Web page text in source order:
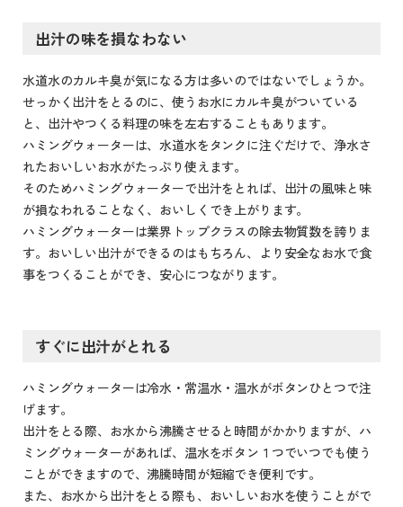
出汁の味を損なわない
水道水のカルキ臭が気になる方は多いのではないでしょうか。
せっかく出汁をとるのに、使うお水にカルキ臭がついている
と、出汁やつくる料理の味を左右することもあります。
ハミングウォーターは、水道水をタンクに注ぐだけで、浄水さ
れたおいしいお水がたっぷり使えます。
そのためハミングウォーターで出汁をとれば、出汁の風味と味
が損なわれることなく、おいしくでき上がります。
ハミングウォーターは業界トップクラスの除去物質数を誇りま
す。おいしい出汁ができるのはもちろん、より安全なお水で食
事をつくることができ、安心につながります。
すぐに出汁がとれる
ハミングウォーターは冷水・常温水・温水がボタンひとつで注
げます。
出汁をとる際、お水から沸騰させると時間がかかりますが、ハ
ミングウォーターがあれば、温水をボタン１つでいつでも使う
ことができますので、沸騰時間が短縮でき便利です。
また、お水から出汁をとる際も、おいしいお水を使うことがで